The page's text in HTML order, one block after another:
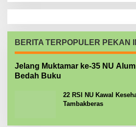
BERITA TERPOPULER PEKAN
Jelang Muktamar ke-35 NU
Bedah Buku
22 RSI NU Kawal
Tambakberas